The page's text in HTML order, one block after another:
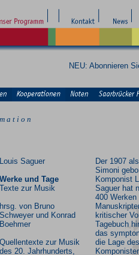
NEU: Abonnieren
a t i o n
Louis Saguer
Werke und Tage
Texte zur Musik
hrsg. von Bruno
Schweyer und Konrad
Boehmer
Quellentexte zur Musik
des 20. Jahrhunderts,
Der 1907
Simoni
Komponist
Saguer hat
400 Werken
kritischer
Tagebuch
das
die Lage des